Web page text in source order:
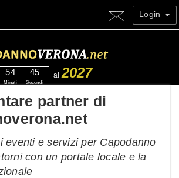
Login
54
Minuti
44
Secondi
al 2027
partner di
eventi e servizi per Capodanno
con un portale locale e la